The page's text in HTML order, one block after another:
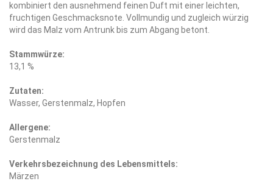
kombiniert den ausnehmend feinen Duft mit einer leichten,
fruchtigen Geschmacksnote. Vollmundig und zugleich würzig
wird das Malz vom Antrunk bis zum Abgang betont.
Stammwürze:
13,1 %
Zutaten:
Wasser, Gerstenmalz, Hopfen
Allergene:
Gerstenmalz
Verkehrsbezeichnung des Lebensmittels:
Märzen